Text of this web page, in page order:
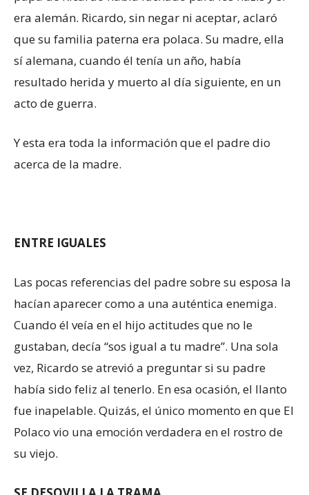
era alemán. Ricardo, sin negar ni aceptar, aclaró
que su familia paterna era polaca. Su madre, ella
sí alemana, cuando él tenía un año, había
resultado herida y muerto al día siguiente, en un
acto de guerra.
Y esta era toda la información que el padre dio
acerca de la madre.
ENTRE IGUALES
Las pocas referencias del padre sobre su esposa la
hacían aparecer como a una auténtica enemiga.
Cuando él veía en el hijo actitudes que no le
gustaban, decía “sos igual a tu madre”. Una sola
vez, Ricardo se atrevió a preguntar si su padre
había sido feliz al tenerlo. En esa ocasión, el llanto
fue inapelable. Quizás, el único momento en que El
Polaco vio una emoción verdadera en el rostro de
su viejo.